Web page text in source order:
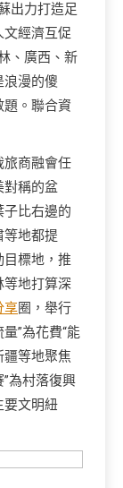
出力打造足
經濟互促
、廣西、新
浪漫的傻
題。聯合資
旅商融會任
對稱的盆
比右邊的
等地都提
標地，推
等地打算深
享圈，舉行
”為花費“能
等地聚焦
”為村落復興
要文明紐